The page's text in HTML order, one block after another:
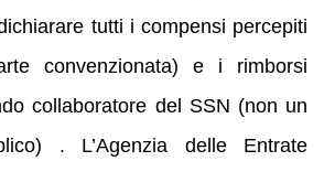
tutti i compensi percepiti
convenzionata) e i rimborsi
collaboratore del SSN (non un
. L’Agenzia delle Entrate